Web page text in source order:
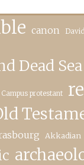
canon David
Dead
protestant
Akkadian